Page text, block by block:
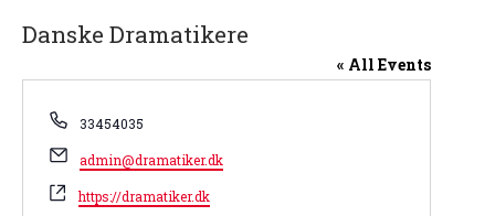
Danske Dramatikere
« All Events
Phone
33454035
Email
admin@dramatiker.dk
Website
https://dramatiker.dk